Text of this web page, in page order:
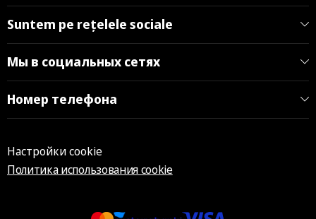
Suntem pe rețelele sociale
Мы в социальных сетях
Номер телефона
Настройки cookie
Политика использования cookie